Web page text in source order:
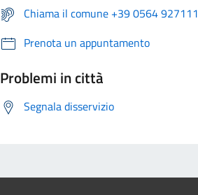
Chiama il comune +39 0564 927111
Prenota un appuntamento
Problemi in città
Segnala disservizio